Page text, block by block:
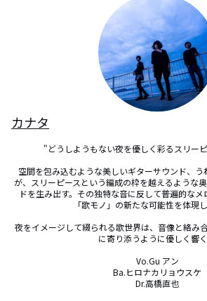
カナタ
"どうしようもない夜を優しく彩るスリー
空間を包み込むような美しいギターサウンド、
が、スリーピースという編成の枠を越えるような
ドを生み出す。その独特な音に反して普遍的なメ
「歌モノ」の新たな可能性を体現し
夜をイメージして綴られる歌世界は、音像と絡み
に寄り添うように優しく響く
Vo.Gu アン
Ba.ヒロナカリョウスケ
Dr.高橋直也